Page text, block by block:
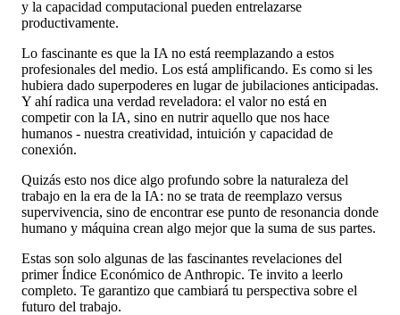
y la capacidad computacional pueden entrelazarse
productivamente.
Lo fascinante es que la IA no está reemplazando a estos
profesionales del medio. Los está amplificando. Es como si les
hubiera dado superpoderes en lugar de jubilaciones anticipadas.
Y ahí radica una verdad reveladora: el valor no está en
competir con la IA, sino en nutrir aquello que nos hace
humanos - nuestra creatividad, intuición y capacidad de
conexión.
Quizás esto nos dice algo profundo sobre la naturaleza del
trabajo en la era de la IA: no se trata de reemplazo versus
supervivencia, sino de encontrar ese punto de resonancia donde
humano y máquina crean algo mejor que la suma de sus partes.
Estas son solo algunas de las fascinantes revelaciones del
primer Índice Económico de Anthropic. Te invito a leerlo
completo. Te garantizo que cambiará tu perspectiva sobre el
futuro del trabajo.